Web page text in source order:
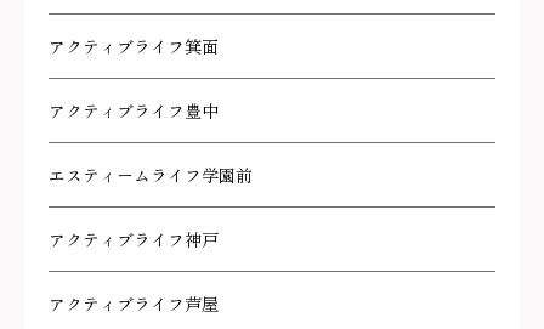
アクティブライフ箕面
アクティブライフ豊中
エスティームライフ学園前
アクティブライフ神戸
アクティブライフ芦屋